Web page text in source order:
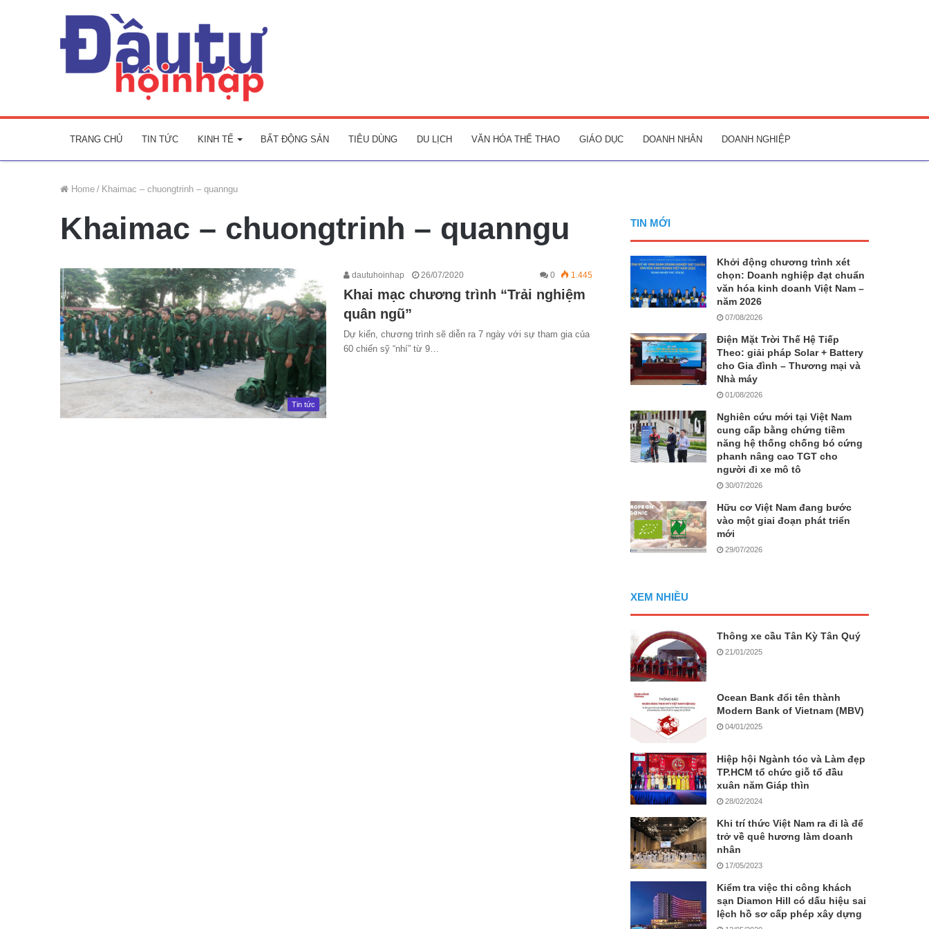
TRANG CHỦ TIN TỨC KINH TẾ BẤT ĐỘNG SẢN TIÊU DÙNG DU LỊCH VĂN HÓA THỂ THAO GIÁO DỤC DOANH NHÂN DOANH NGHIỆP
Home / Khaimac – chuongtrinh – quanngu
Khaimac – chuongtrinh – quanngu
Tin tức
dautuhoinhap 26/07/2020 0 1.445
Khai mạc chương trình “Trải nghiệm
quân ngũ”
Dự kiến, chương trình sẽ diễn ra 7 ngày với sự tham gia của
60 chiến sỹ “nhí” từ 9…
TIN MỚI
Khởi động chương trình xét
chọn: Doanh nghiệp đạt chuẩn
văn hóa kinh doanh Việt Nam –
năm 2026
07/08/2026
Điện Mặt Trời Thế Hệ Tiếp
Theo: giải pháp Solar + Battery
cho Gia đình – Thương mại và
Nhà máy
01/08/2026
Nghiên cứu mới tại Việt Nam
cung cấp bằng chứng tiềm
năng hệ thống chống bó cứng
phanh nâng cao TGT cho
người đi xe mô tô
30/07/2026
Hữu cơ Việt Nam đang bước
vào một giai đoạn phát triển
mới
29/07/2026
XEM NHIỀU
Thông xe cầu Tân Kỳ Tân Quý
21/01/2025
Ocean Bank đổi tên thành
Modern Bank of Vietnam (MBV)
04/01/2025
Hiệp hội Ngành tóc và Làm đẹp
TP.HCM tổ chức giỗ tổ đầu
xuân năm Giáp thìn
28/02/2024
Khi trí thức Việt Nam ra đi là để
trở về quê hương làm doanh
nhân
17/05/2023
Kiểm tra việc thi công khách
sạn Diamon Hill có dấu hiệu sai
lệch hồ sơ cấp phép xây dựng